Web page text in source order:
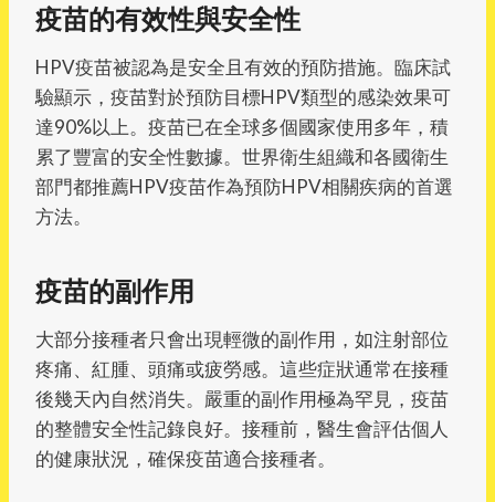
疫苗的有效性與安全性
HPV疫苗被認為是安全且有效的預防措施。臨床試
驗顯示，疫苗對於預防目標HPV類型的感染效果可
達90%以上。疫苗已在全球多個國家使用多年，積
累了豐富的安全性數據。世界衛生組織和各國衛生
部門都推薦HPV疫苗作為預防HPV相關疾病的首選
方法。
疫苗的副作用
大部分接種者只會出現輕微的副作用，如注射部位
疼痛、紅腫、頭痛或疲勞感。這些症狀通常在接種
後幾天內自然消失。嚴重的副作用極為罕見，疫苗
的整體安全性記錄良好。接種前，醫生會評估個人
的健康狀況，確保疫苗適合接種者。